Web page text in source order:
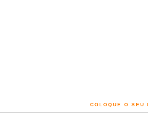
COLOQUE O SEU